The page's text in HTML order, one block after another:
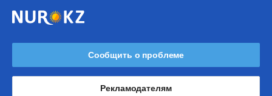
Сообщить о проблеме
Рекламодателям